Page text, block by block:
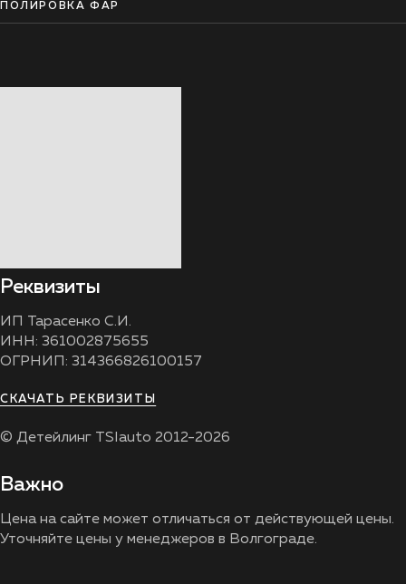
ПОЛИРОВКА ФАР
Реквизиты
ИП Тарасенко С.И.
ИНН: 361002875655
ОГРНИП: 314366826100157
СКАЧАТЬ РЕКВИЗИТЫ
© Детейлинг TSIauto 2012-2026
Важно
Цена на сайте может отличаться от действующей цены.
Уточняйте цены у менеджеров в Волгограде.